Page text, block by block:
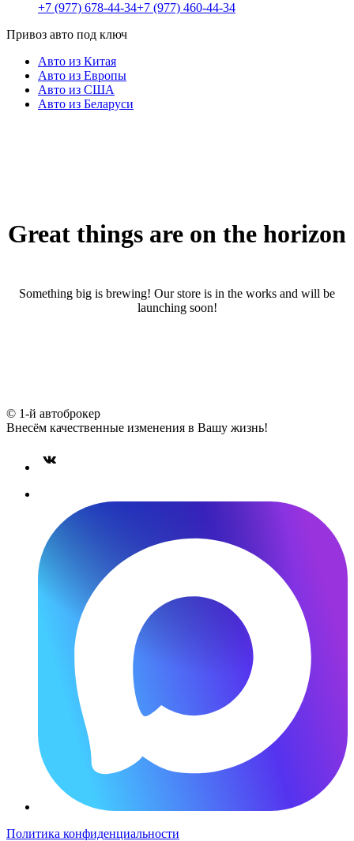
+7 (977) 678-44-34+7 (977) 460-44-34
Привоз авто под ключ
Авто из Китая
Авто из Европы
Авто из США
Авто из Беларуси
Great things are on the horizon
Something big is brewing! Our store is in the works and will be
launching soon!
© 1-й автоброкер
Внесём качественные изменения в Вашу жизнь!
Политика конфиденциальности